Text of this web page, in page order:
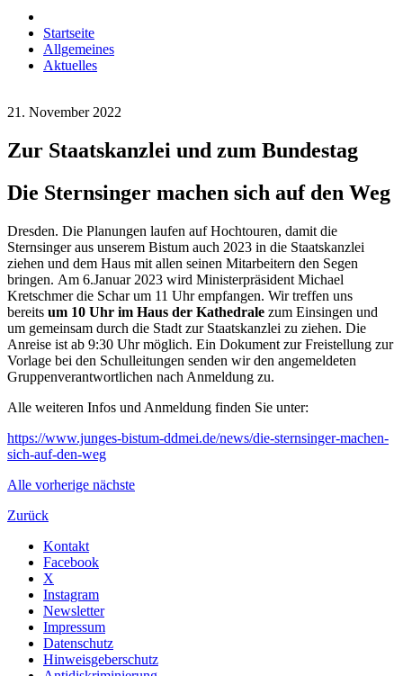
Startseite
Allgemeines
Aktuelles
21. November 2022
Zur Staatskanzlei und zum Bundestag
Die Sternsinger machen sich auf den Weg
Dresden. Die Planungen laufen auf Hochtouren, damit die
Sternsinger aus unserem Bistum auch 2023 in die Staatskanzlei
ziehen und dem Haus mit allen seinen Mitarbeitern den Segen
bringen. Am 6.Januar 2023 wird Ministerpräsident Michael
Kretschmer die Schar um 11 Uhr empfangen. Wir treffen uns
bereits um 10 Uhr im Haus der Kathedrale zum Einsingen und
um gemeinsam durch die Stadt zur Staatskanzlei zu ziehen. Die
Anreise ist ab 9:30 Uhr möglich. Ein Dokument zur Freistellung zur
Vorlage bei den Schulleitungen senden wir den angemeldeten
Gruppenverantwortlichen nach Anmeldung zu.
Alle weiteren Infos und Anmeldung finden Sie unter:
https://www.junges-bistum-ddmei.de/news/die-sternsinger-machen-
sich-auf-den-weg
Alle vorherige nächste
Zurück
Kontakt
Facebook
X
Instagram
Newsletter
Impressum
Datenschutz
Hinweisgeberschutz